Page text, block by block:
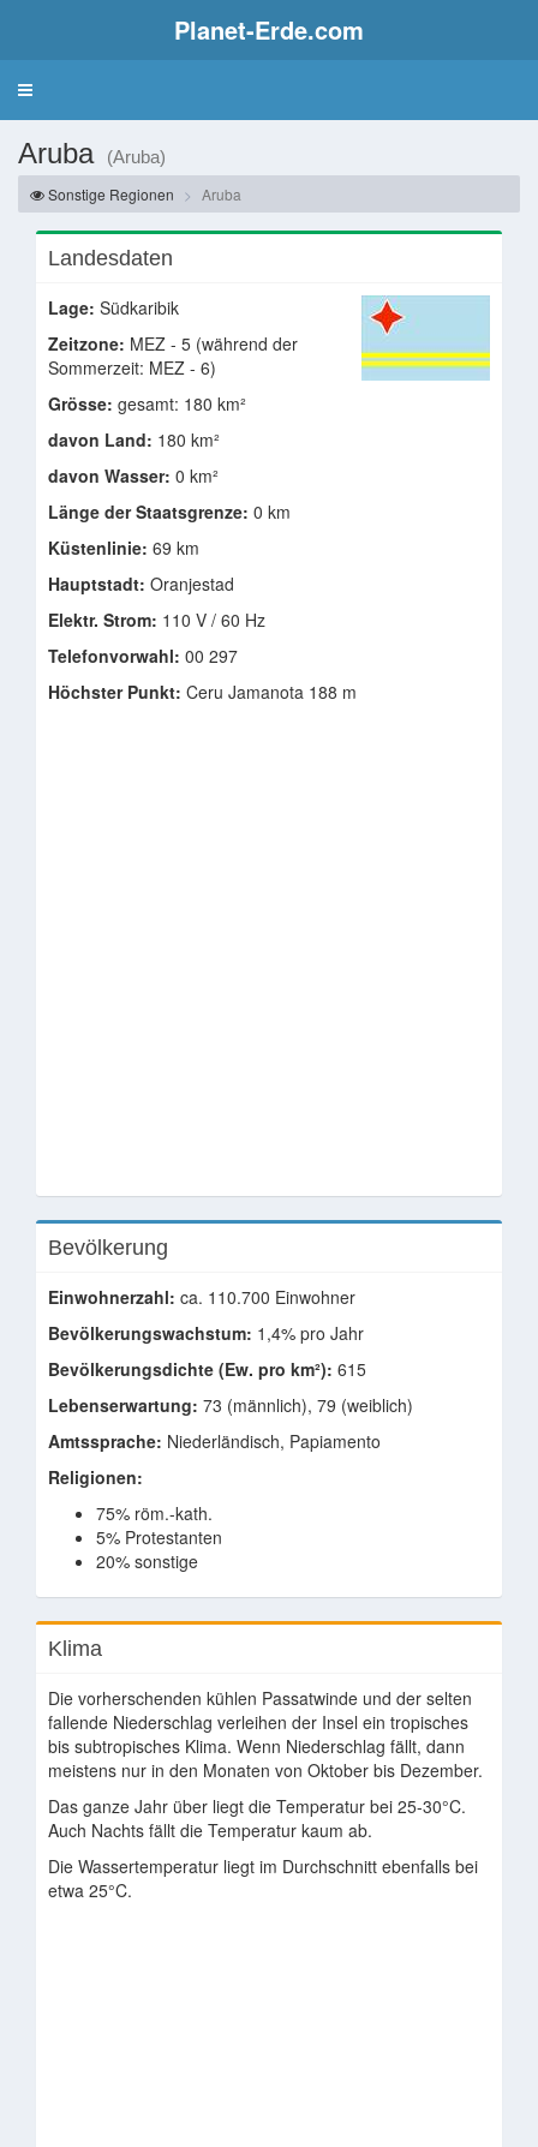
Planet-Erde.com
Aruba
(Aruba)
Sonstige Regionen
Aruba
Landesdaten
Lage: Südkaribik
Zeitzone: MEZ - 5 (während der
Sommerzeit: MEZ - 6)
Grösse: gesamt: 180 km²
davon Land: 180 km²
davon Wasser: 0 km²
Länge der Staatsgrenze: 0 km
Küstenlinie: 69 km
Hauptstadt: Oranjestad
Elektr. Strom: 110 V / 60 Hz
Telefonvorwahl: 00 297
Höchster Punkt: Ceru Jamanota 188 m
Bevölkerung
Einwohnerzahl: ca. 110.700 Einwohner
Bevölkerungswachstum: 1,4% pro Jahr
Bevölkerungsdichte (Ew. pro km²): 615
Lebenserwartung: 73 (männlich), 79 (weiblich)
Amtssprache: Niederländisch, Papiamento
Religionen:
75% röm.-kath.
5% Protestanten
20% sonstige
Klima
Die vorherschenden kühlen Passatwinde und der selten
fallende Niederschlag verleihen der Insel ein tropisches
bis subtropisches Klima. Wenn Niederschlag fällt, dann
meistens nur in den Monaten von Oktober bis Dezember.
Das ganze Jahr über liegt die Temperatur bei 25-30°C.
Auch Nachts fällt die Temperatur kaum ab.
Die Wassertemperatur liegt im Durchschnitt ebenfalls bei
etwa 25°C.